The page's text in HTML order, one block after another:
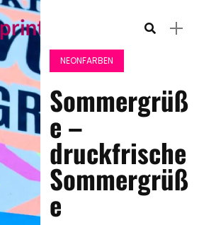
NEONFARBEN
Sommergrüß
e –
druckfrische
Sommergrüß
e